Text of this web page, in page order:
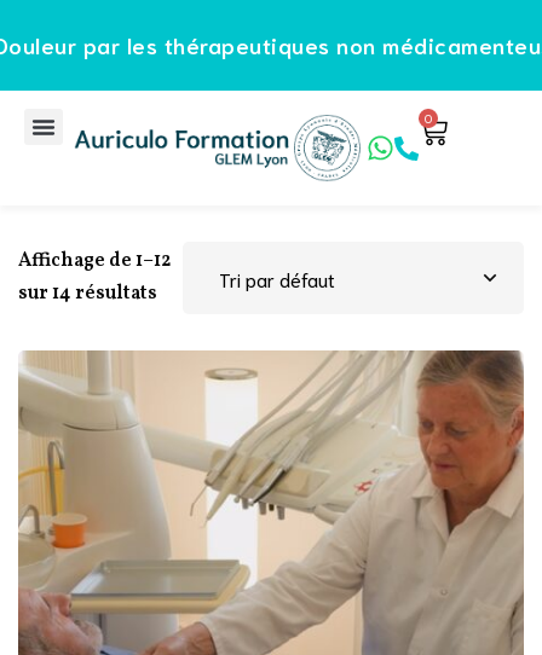
non médicamenteuses"
0
Affichage de 1–12
sur 14 résultats
Sign in Sign up
Sign in
Don’t have an account?Sign up
Remember me Lost your password?